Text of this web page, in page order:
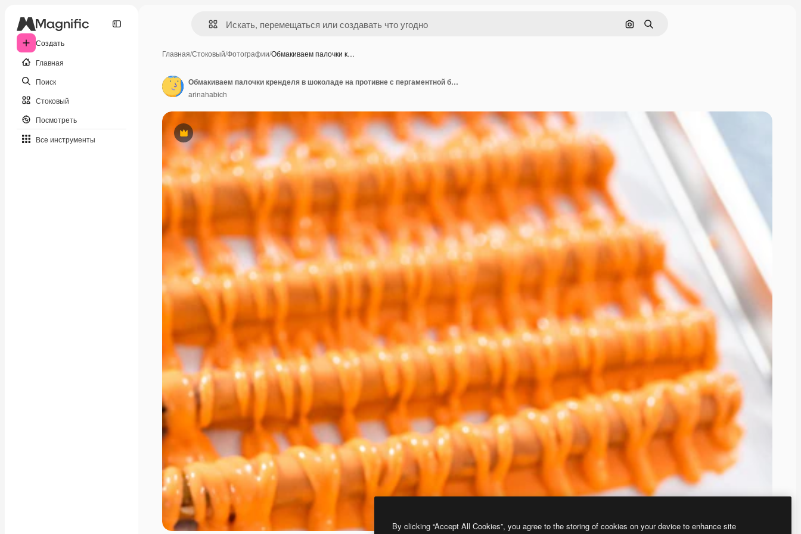
Создать
Главная
Поиск
Стоковый
Посмотреть
Все инструменты
Поиск по изображению
Поиск
Главная/Стоковый/Фотографии/Обмакиваем палочки к…
Премиум
Обмакиваем палочки кренделя в шоколаде на противне с пергаментной бумагой
arinahabich
By clicking “Accept All Cookies”, you agree to the storing of cookies on your device to enhance site